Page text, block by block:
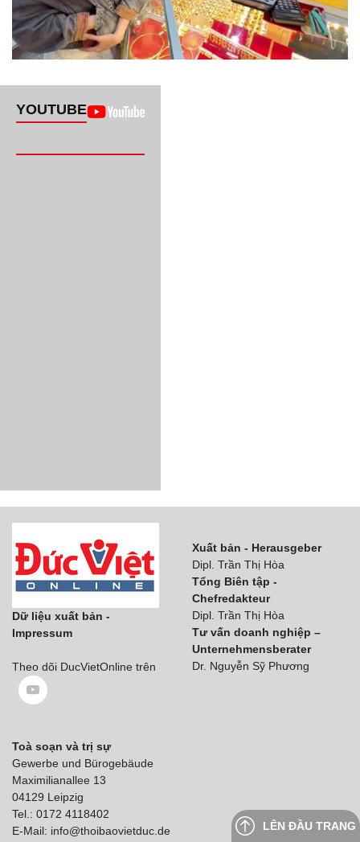
YOUTUBE
Dữ liệu xuất bản -
Impressum
Theo dõi DucVietOnline trên
Xuất bản - Herausgeber
Dipl. Trần Thị Hòa
Tổng Biên tập -
Chefredakteur
Dipl. Trần Thị Hòa
Tư vấn doanh nghiệp –
Unternehmensberater
Dr. Nguyễn Sỹ Phương
Toà soạn và trị sự
Gewerbe und Bürogebäude
Maximilianallee 13
04129 Leipzig
Tel.: 0172 4118402
E-Mail: info@thoibaovietduc.de
LÊN ĐẦU TRANG